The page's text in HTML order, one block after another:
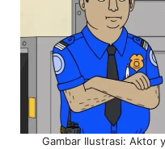
Gambar Ilustrasi: Aktor